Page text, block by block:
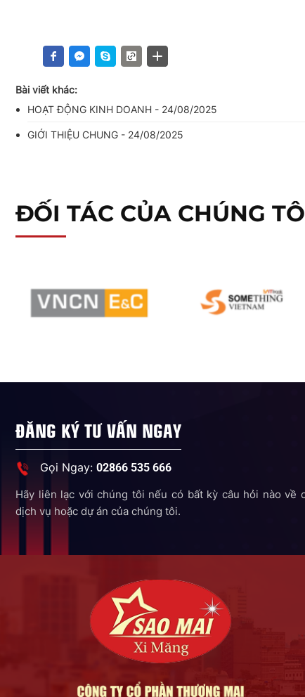
Bài viết khác:
HOẠT ĐỘNG KINH DOANH - 24/08/2025
GIỚI THIỆU CHUNG - 24/08/2025
ĐỐI TÁC CỦA CHÚNG
ĐĂNG KÝ TƯ VẤN NGAY
Gọi Ngay: 02866 535 666
Hãy liên lạc với chúng tôi nếu có bất kỳ câu hỏi nào về
dịch vụ hoặc dự án của chúng tôi.